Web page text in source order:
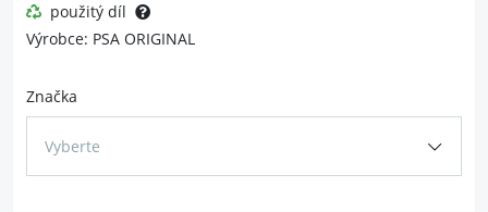
použitý díl
Výrobce: PSA ORIGINAL
Značka
Vyberte